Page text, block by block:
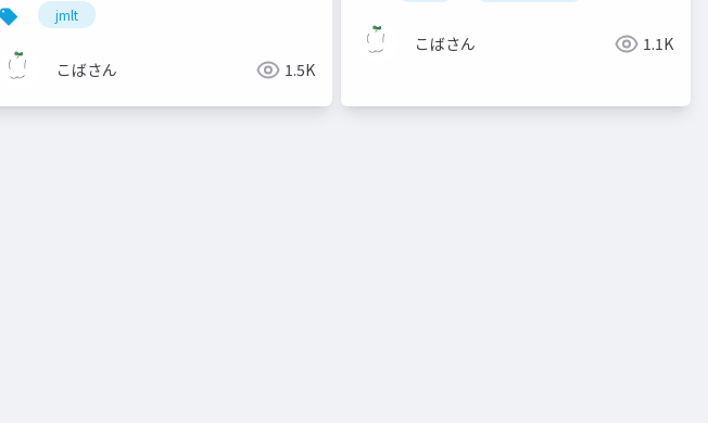
jmlt
こばさん 1.5K
こばさん 1.1K